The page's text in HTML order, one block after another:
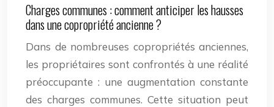
Charges communes : comment anticiper les hausses
dans une copropriété ancienne ?
Dans de nombreuses copropriétés anciennes,
les propriétaires sont confrontés à une réalité
préoccupante : une augmentation constante
des charges communes. Cette situation peut